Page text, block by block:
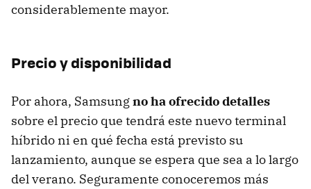
considerablemente mayor.
Precio y disponibilidad
Por ahora, Samsungno ha ofrecido detalles
sobre el precio que tendrá este nuevo terminal
híbrido ni en qué fecha está previsto su
lanzamiento, aunque se espera que sea a lo largo
del verano. Seguramente conoceremos más